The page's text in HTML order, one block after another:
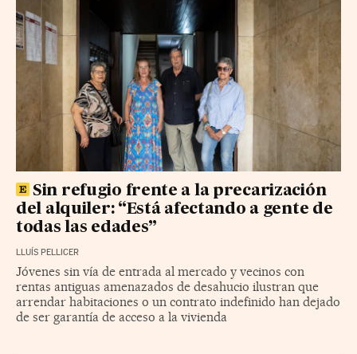
Sin refugio frente a la precarización
del alquiler: “Está afectando a gente de
todas las edades”
LLUÍS PELLICER
Jóvenes sin vía de entrada al mercado y vecinos con
rentas antiguas amenazados de desahucio ilustran que
arrendar habitaciones o un contrato indefinido han dejado
de ser garantía de acceso a la vivienda